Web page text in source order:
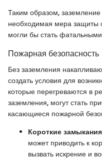
Таким образом,
необходимая мера защиты
могли бы стать
Пожарная безопасность
Без заземления
создать условия для
которые перегреваются в
заземления, могут стать
касающиеся пожарной
Короткие
может приводить к
вызвать искрение и